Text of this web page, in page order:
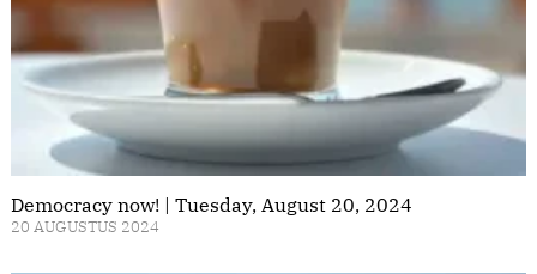
Democracy now! | Tuesday, August 20, 2024
20 AUGUSTUS 2024